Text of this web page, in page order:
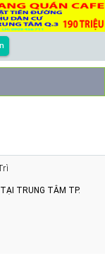
TRUNG TÂM TP.